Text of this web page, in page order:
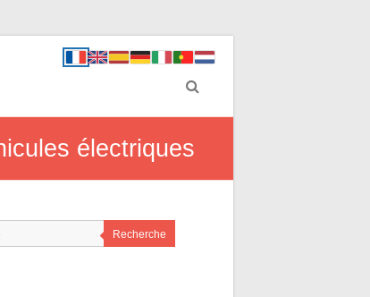
électriques
Recherche